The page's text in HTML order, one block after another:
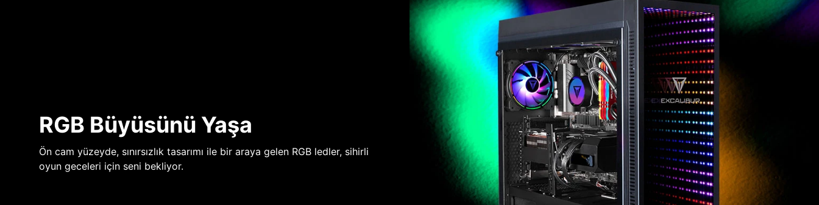
RGB Büyüsünü Yaşa
Ön cam yüzeyde, sınırsızlık tasarımı ile bir araya gelen RGB ledler, sihirli
oyun geceleri için seni bekliyor.